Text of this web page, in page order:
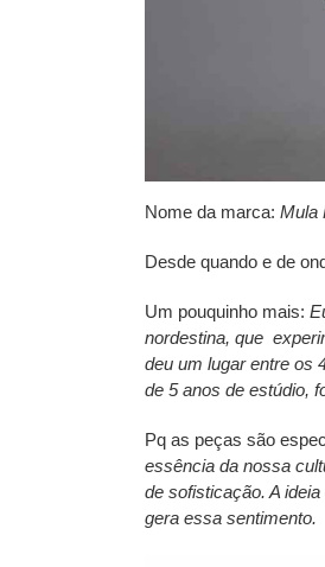
Nome da marca: Mula
Desde quando e de
Um pouquinho mais:
nordestina, que
deu um lugar entre os
de 5 anos de estúdio,
Pq as peças são
essência da nossa
de sofisticação. A
gera essa sentimento.